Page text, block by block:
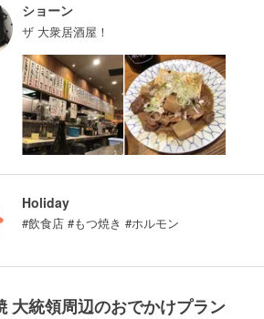
ショーン
ザ 大衆居酒屋！
Holiday
#飲食店 #もつ焼き #ホルモン
大統領周辺のおでかけプラン